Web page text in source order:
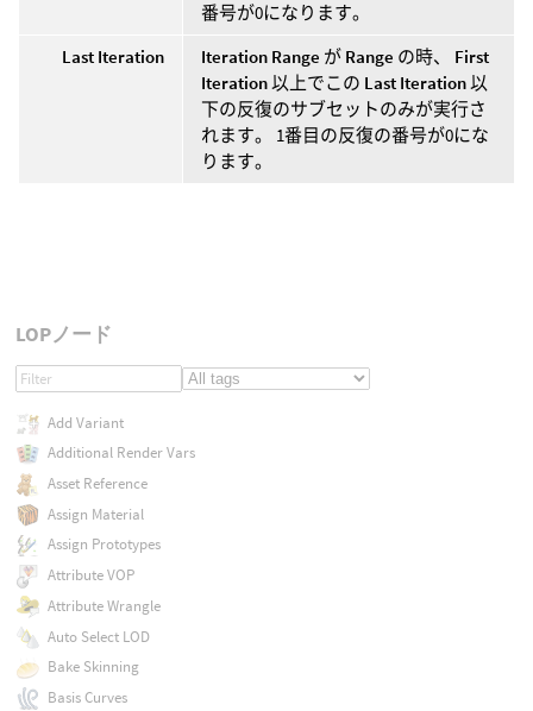
番号が0になります。
Last Iteration
Iteration Range が Range の時、 First
Iteration以上でこの Last Iteration以
下の反復のサブセットのみが実行さ
れます。 1番目の反復の番号が0にな
ります。
LOPノード
Add Variant
Additional Render Vars
Asset Reference
Assign Material
Assign Prototypes
Attribute VOP
Attribute Wrangle
Auto Select LOD
Bake Skinning
Basis Curves